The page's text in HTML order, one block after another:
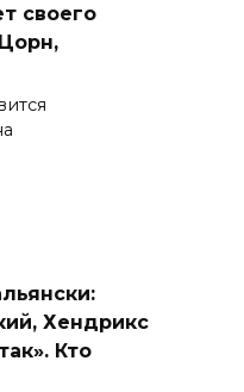
своего
Хендрикс
Кто